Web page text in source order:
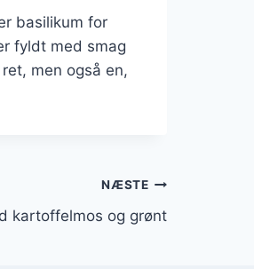
basilikum for
fyldt med smag
men også en,
NÆSTE
kartoffelmos og grønt